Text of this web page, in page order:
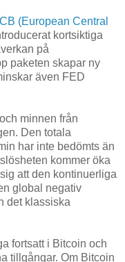
(European Central
kortsiktiga
på
paketen skapar ny
även FED
minnen från
Den totala
har inte bedömts än
kommer öka
att den kontinuerliga
global negativ
det klassiska
fortsatt i Bitcoin och
tillgångar. Om Bitcoin